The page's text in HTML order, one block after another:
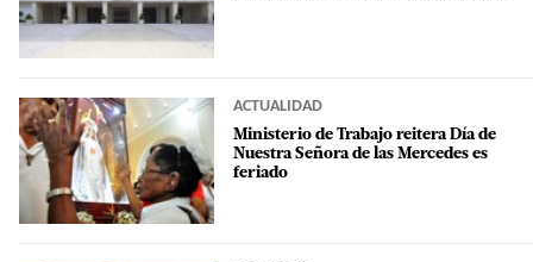
ACTUALIDAD
Ministerio de Trabajo reitera Día de
Nuestra Señora de las Mercedes es
feriado